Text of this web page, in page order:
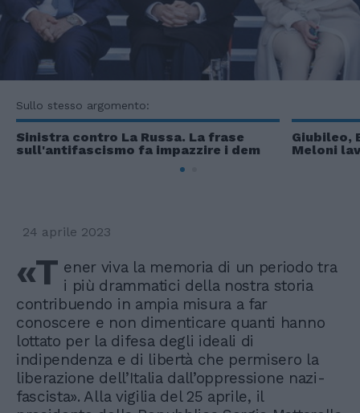
Sullo stesso argomento:
Sinistra contro La Russa. La frase
sull'antifascismo fa impazzire i dem
Giubileo,
Meloni
24 aprile 2023
«T ener viva la memoria di un periodo tra
i più drammatici della nostra storia
contribuendo in ampia misura a far
conoscere e non dimenticare quanti hanno
lottato per la difesa degli ideali di
indipendenza e di libertà che permisero la
liberazione dell’Italia dall’oppressione nazi-
fascista». Alla vigilia del 25 aprile, il